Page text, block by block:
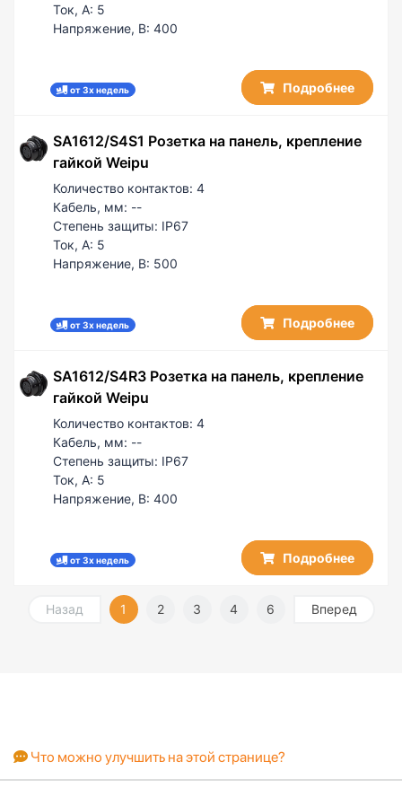
Ток, А: 5
Напряжение, В:400
от 3х недель Подробнее
SA1612/S4S1 Розетка на панель, крепление
гайкой Weipu
Количество контактов:4
Кабель, мм: --
Степень защиты: IP67
Ток, А: 5
Напряжение, В: 500
от 3х недель Подробнее
SA1612/S4R3 Розетка на панель, крепление
гайкой Weipu
Количество контактов:4
Кабель, мм: --
Степень защиты: IP67
Ток, А: 5
Напряжение, В:400
от 3х недель Подробнее
Назад 1 2 3 4 6 Вперед
Что можно улучшить на этой странице?